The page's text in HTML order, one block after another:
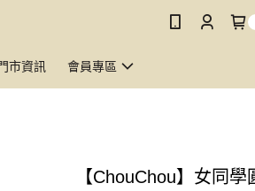
市資訊 會員專區
【ChouChou】女同